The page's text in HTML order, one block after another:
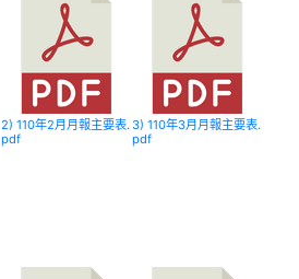
2) 110年2月月報主要表.
pdf
3) 110年3月月報主要表.
pdf